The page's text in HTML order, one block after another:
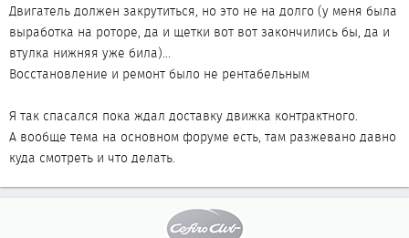
Двигатель должен закрутиться, но это не на долго (у меня была
выработка на роторе, да и щетки вот вот закончились бы, да и
втулка нижняя уже била)...
Восстановление и ремонт было не рентабельным
Я так спасался пока ждал доставку движка контрактного.
А вообще тема на основном форуме есть, там разжевано давно
куда смотреть и что делать.